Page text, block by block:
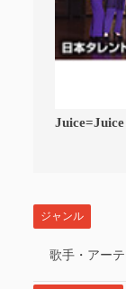
Juice=Juice
ジャンル
歌手・アー